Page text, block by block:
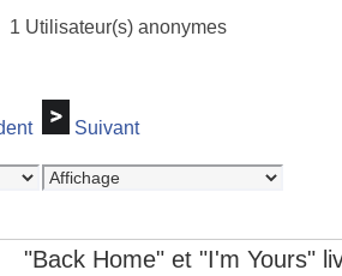
Utilisateur(s) anonymes
Suivant
"Back Home" et "I'm Yours"